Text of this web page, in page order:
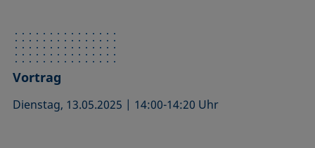
Vortrag
Dienstag, 13.05.2025 | 14:00-14:20 Uhr